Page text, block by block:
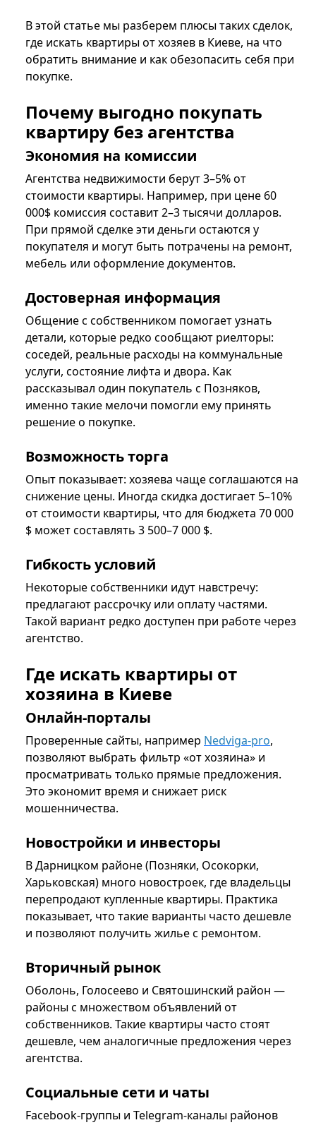
В этой статье мы разберем плюсы таких сделок,
где искать квартиры от хозяев в Киеве, на что
обратить внимание и как обезопасить себя при
покупке.
Почему выгодно покупать
квартиру без агентства
Экономия на комиссии
Агентства недвижимости берут 3–5% от
стоимости квартиры. Например, при цене 60
000$ комиссия составит 2–3 тысячи долларов.
При прямой сделке эти деньги остаются у
покупателя и могут быть потрачены на ремонт,
мебель или оформление документов.
Достоверная информация
Общение с собственником помогает узнать
детали, которые редко сообщают риелторы:
соседей, реальные расходы на коммунальные
услуги, состояние лифта и двора. Как
рассказывал один покупатель с Позняков,
именно такие мелочи помогли ему принять
решение о покупке.
Возможность торга
Опыт показывает: хозяева чаще соглашаются на
снижение цены. Иногда скидка достигает 5–10%
от стоимости квартиры, что для бюджета 70 000
$ может составлять 3 500–7 000 $.
Гибкость условий
Некоторые собственники идут навстречу:
предлагают рассрочку или оплату частями.
Такой вариант редко доступен при работе через
агентство.
Где искать квартиры от
хозяина в Киеве
Онлайн-порталы
Проверенные сайты, например Nedviga-pro,
позволяют выбрать фильтр «от хозяина» и
просматривать только прямые предложения.
Это экономит время и снижает риск
мошенничества.
Новостройки и инвесторы
В Дарницком районе (Позняки, Осокорки,
Хaрьковская) много новостроек, где владельцы
перепродают купленные квартиры. Практика
показывает, что такие варианты часто дешевле
и позволяют получить жилье с ремонтом.
Вторичный рынок
Оболонь, Голосеево и Святошинский район —
районы с множеством объявлений от
собственников. Такие квартиры часто стоят
дешевле, чем аналогичные предложения через
агентства.
Социальные сети и чаты
Facebook-группы и Telegram-каналы районов